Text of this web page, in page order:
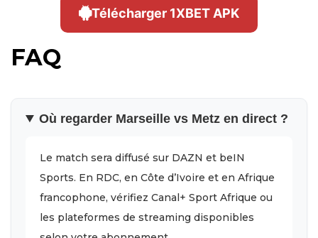
Télécharger 1XBET APK
FAQ
Où regarder Marseille vs Metz en direct ?
Le match sera diffusé sur DAZN et beIN
Sports. En RDC, en Côte d’Ivoire et en Afrique
francophone, vérifiez Canal+ Sport Afrique ou
les plateformes de streaming disponibles